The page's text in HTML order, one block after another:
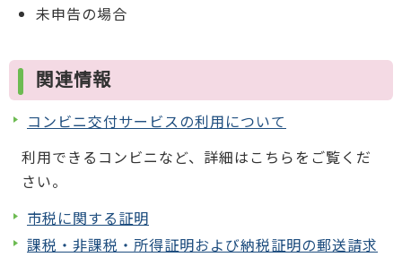
未申告の場合
関連情報
コンビニ交付サービスの利用について
利用できるコンビニなど、詳細はこちらをご覧くだ
さい。
市税に関する証明
課税・非課税・所得証明および納税証明の郵送請求